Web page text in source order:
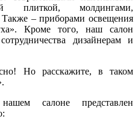
плиткой, молдингами,
– приборами освещения
Кроме того, наш салон
дизайнерам и
Но расскажите, в таком
салоне представлен